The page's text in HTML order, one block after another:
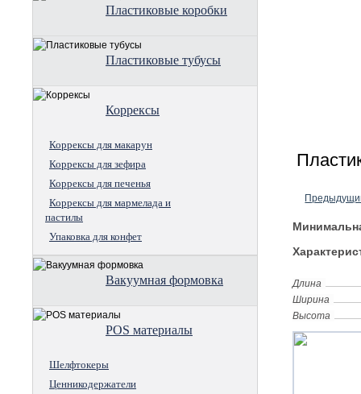
Пластиковые коробки
Пластиковые тубусы
Коррексы
Коррексы для макарун
Коррексы для зефира
Коррексы для печенья
Коррексы для мармелада и
пастилы
Упаковка для конфет
Вакуумная формовка
POS материалы
Шелфтокеры
Ценникодержатели
Длина
Ширина
Высота